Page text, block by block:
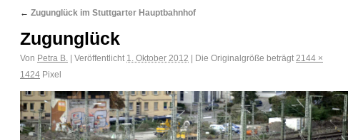
← Zugunglück im Stuttgarter Hauptbahnhof
Zugunglück
Von Petra B. Veröffentlicht 1. Oktober 2012 Die Originalgröße beträgt 2144 ×
1424 Pixel